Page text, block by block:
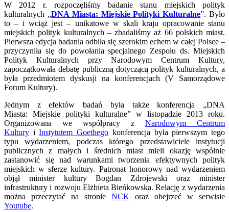
W 2012 r. rozpoczęliśmy badanie stanu miejskich polityk
kulturalnych „DNA Miasta: Miejskie Polityki Kulturalne”. Było
to – i wciąż jest – unikatowe w skali kraju opracowanie stanu
miejskich polityk kulturalnych – zbadaliśmy aż 66 polskich miast.
Pierwsza edycja badania odbiła się szerokim echem w całej Polsce –
przyczyniła się do powołania specjalnego Zespołu ds. Miejskich
Polityk Kulturalnych przy Narodowym Centrum Kultury,
zapoczątkowała debatę publiczną dotyczącą polityk kulturalnych, a
była przedmiotem dyskusji na konferencjach (V Samorządowe
Forum Kultury).
Jednym z efektów badań była także konferencja „DNA
Miasta: Miejskie polityki kulturalne” w listopadzie 2013 roku.
Organizowana we współpracy z Narodowym Centrum
Kultury iInstytutem Goethego konferencja była pierwszym tego
typu wydarzeniem, podczas którego przedstawiciele instytucji
publicznych z małych i średnich miast mieli okazję wspólnie
zastanowić się nad warunkami tworzenia efektywnych polityk
miejskich w sferze kultury. Patronat honorowy nad wydarzeniem
objął minister kultury Bogdan Zdrojewski oraz minister
infrastruktury i rozwoju Elżbieta Bieńkowska. Relację z wydarzenia
można przeczytać na stronie NCK oraz obejrzeć w serwisie
Youtube.